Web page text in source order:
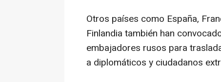
Otros países como España,
Finlandia también han
embajadores rusos para
a diplomáticos y ciudadanos